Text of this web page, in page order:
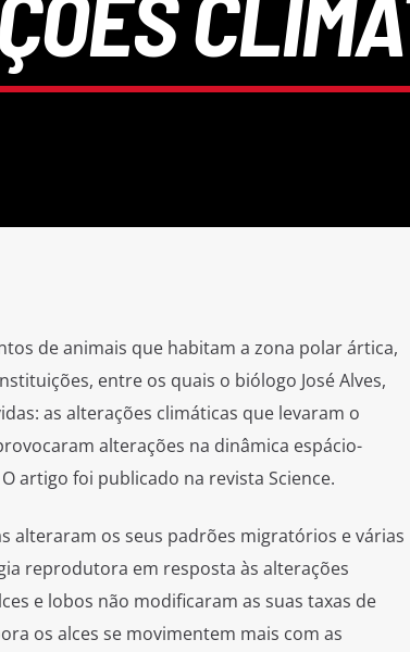
de animais que habitam a zona polar ártica,
entre os quais o biólogo José Alves,
as alterações climáticas que levaram o
alterações na dinâmica espácio-
artigo foi publicado na revista Science.
alteraram os seus padrões migratórios e várias
reprodutora em resposta às alterações
e lobos não modificaram as suas taxas de
os alces se movimentem mais com as